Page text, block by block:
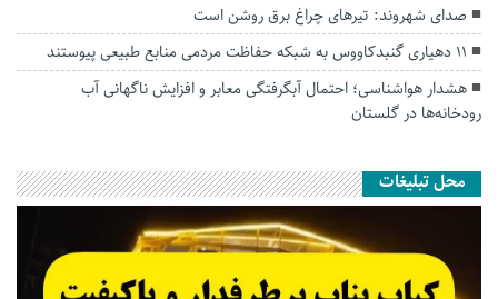
صدای شهروند: تیرهای چراغ برق روشن است
۱۱ دهیاری گنبدکاووس به شبکه حفاظت مردمی منابع طبیعی پیوستند
هشدار هواشناسی؛ احتمال آبگرفتگی معابر و افزایش ناگهانی آب
رودخانه‌ها در گلستان
محل تبلیغات